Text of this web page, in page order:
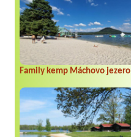
Family kemp Máchovo jezero